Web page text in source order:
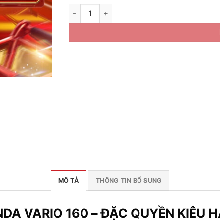
Xe Máy Honda Vario 160 2023 - Phiên Bản
MÔ TẢ THÔNG TIN BỔ SUNG
VARIO 160 – ĐẶC QUYỀN KIÊU